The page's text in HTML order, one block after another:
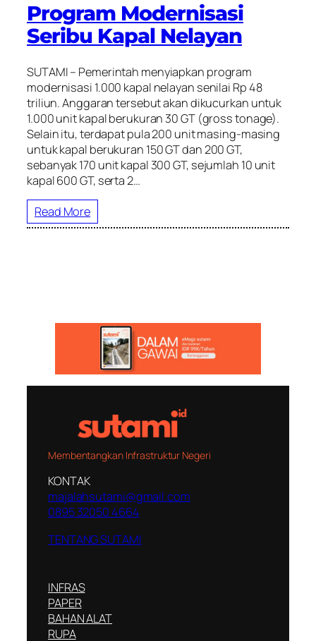
Program Modernisasi
Seribu Kapal Nelayan
SUTAMI – Pemerintah menyiapkan program
modernisasi 1.000 kapal nelayan senilai Rp 48
triliun. Anggaran tersebut akan dikucurkan untuk
1.000 unit kapal berukuran 30 GT (gross tonage).
Selain itu, terdapat pula 200 unit masing-masing
untuk kapal berukuran 150 GT dan 200 GT,
sebanyak 170 unit kapal 300 GT, sejumlah 10 unit
kapal 600 GT, serta 2…
Read More
Membentangkan Infrastruktur Negeri
KONTAK
majalahsutami@gmail.com
0895 32050 4664
TENTANG SUTAMI
INFRAS
PAPER
BAHAN ALAT
RUPA